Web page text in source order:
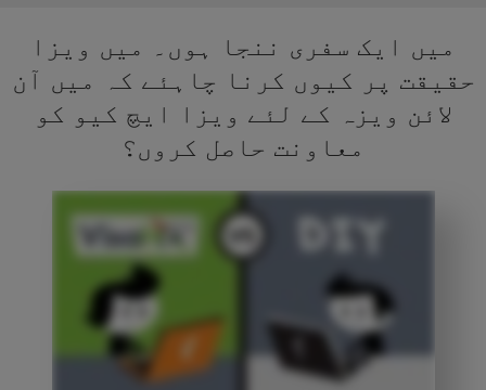
میں ایک سفری ننجا ہوں۔ میں ویزا
حقیقت پر کیوں کرنا چاہئے کہ میں آن
لائن ویزہ کے لئے ویزا ایچ کیو کو
معاونت حاصل کروں؟